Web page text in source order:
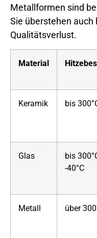
Metallformen sind
Sie überstehen
Qualitätsverlust.
Material
Keramik bis
Glas
bis
-40°C
Metall über